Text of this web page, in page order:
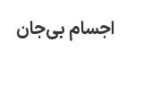
اجسام بی‌جان